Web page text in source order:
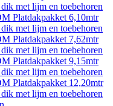
met lijm en toebehoren
Platdakpakket 6,10mtr
met lijm en toebehoren
Platdakpakket 7,62mtr
met lijm en toebehoren
Platdakpakket 9,15mtr
met lijm en toebehoren
Platdakpakket 12,20mtr
met lijm en toebehoren